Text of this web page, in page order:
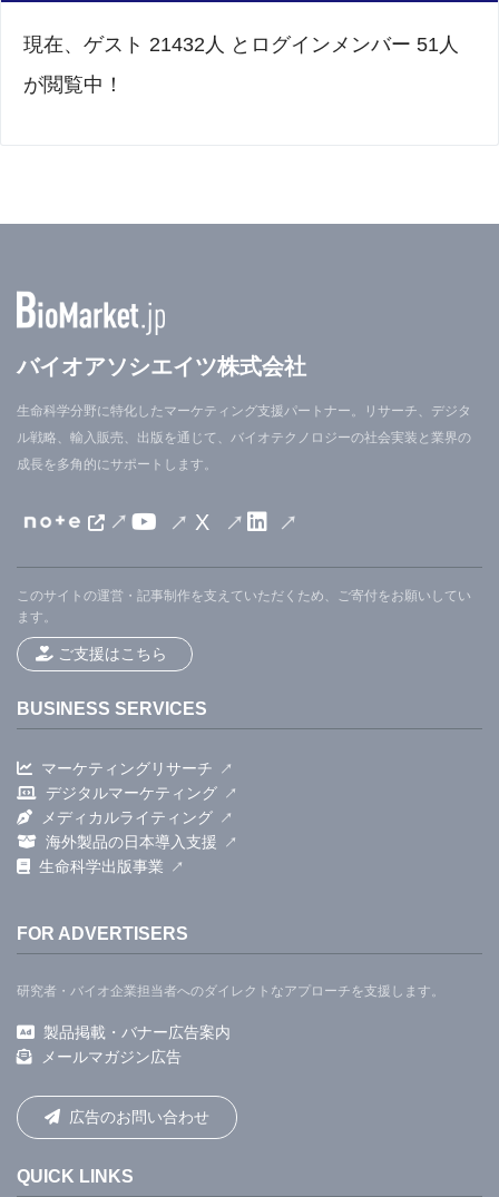
現在、ゲスト 21432人 とログインメンバー 51人
が閲覧中！
バイオアソシエイツ株式会社
生命科学分野に特化したマーケティング支援パートナー。リサーチ、デジタ
ル戦略、輸入販売、出版を通じて、バイオテクノロジーの社会実装と業界の
成長を多角的にサポートします。
X
このサイトの運営・記事制作を支えていただくため、ご寄付をお願いしてい
ます。
ご支援はこちら
BUSINESS SERVICES
マーケティングリサーチ
デジタルマーケティング
メディカルライティング
海外製品の日本導入支援
生命科学出版事業
FOR ADVERTISERS
研究者・バイオ企業担当者へのダイレクトなアプローチを支援します。
製品掲載・バナー広告案内
メールマガジン広告
広告のお問い合わせ
QUICK LINKS